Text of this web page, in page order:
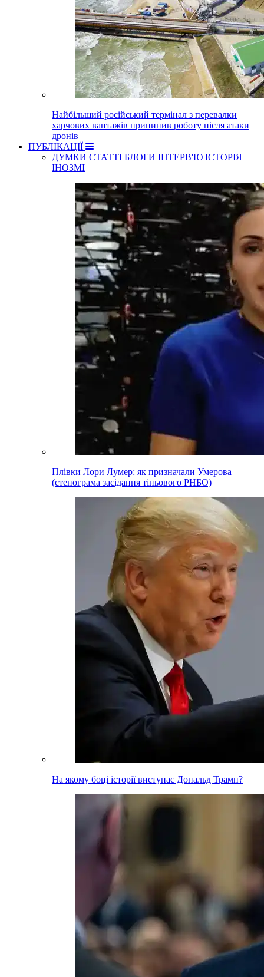
Найбільший російський термінал з перевалки
харчових вантажів припинив роботу після атаки
дронів
ПУБЛІКАЦІЇ
ДУМКИ СТАТТІ БЛОГИ ІНТЕРВ'Ю ІСТОРІЯ
ІНОЗМІ
Плівки Лори Лумер: як призначали Умерова
(стенограма засідання тіньового РНБО)
На якому боці історії виступає Дональд Трамп?